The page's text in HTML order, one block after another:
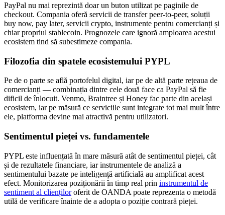
PayPal nu mai reprezintă doar un buton utilizat pe paginile de
checkout. Compania oferă servicii de transfer peer-to-peer, soluții
buy now, pay later, servicii crypto, instrumente pentru comercianți și
chiar propriul stablecoin. Prognozele care ignoră amploarea acestui
ecosistem tind să subestimeze compania.
Filozofia din spatele ecosistemului PYPL
Pe de o parte se află portofelul digital, iar pe de altă parte rețeaua de
comercianți — combinația dintre cele două face ca PayPal să fie
dificil de înlocuit. Venmo, Braintree și Honey fac parte din același
ecosistem, iar pe măsură ce serviciile sunt integrate tot mai mult între
ele, platforma devine mai atractivă pentru utilizatori.
Sentimentul pieței vs. fundamentele
PYPL este influențată în mare măsură atât de sentimentul pieței, cât
și de rezultatele financiare, iar instrumentele de analiză a
sentimentului bazate pe inteligență artificială au amplificat acest
efect. Monitorizarea poziționării în timp real prin instrumentul de
sentiment al cliențiloroferit de OANDA poate reprezenta o metodă
utilă de verificare înainte de a adopta o poziție contrară pieței.